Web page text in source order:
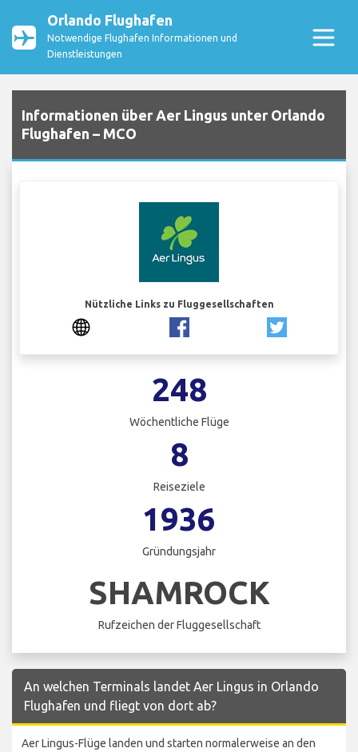
Orlando Flughafen
Notwendige Flughafen Informationen und
Dienstleistungen
Informationen über Aer Lingus unter Orlando
Flughafen – MCO
Nützliche Links zu Fluggesellschaften
248
Wöchentliche Flüge
8
Reiseziele
1936
Gründungsjahr
SHAMROCK
Rufzeichen der Fluggesellschaft
An welchen Terminals landet Aer Lingus in Orlando
Flughafen und fliegt von dort ab?
Aer Lingus-Flüge landen und starten normalerweise an den